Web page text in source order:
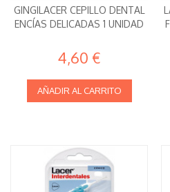
GINGILACER CEPILLO DENTAL
ENCÍAS DELICADAS 1 UNIDAD
4,60 €
AÑADIR AL CARRITO